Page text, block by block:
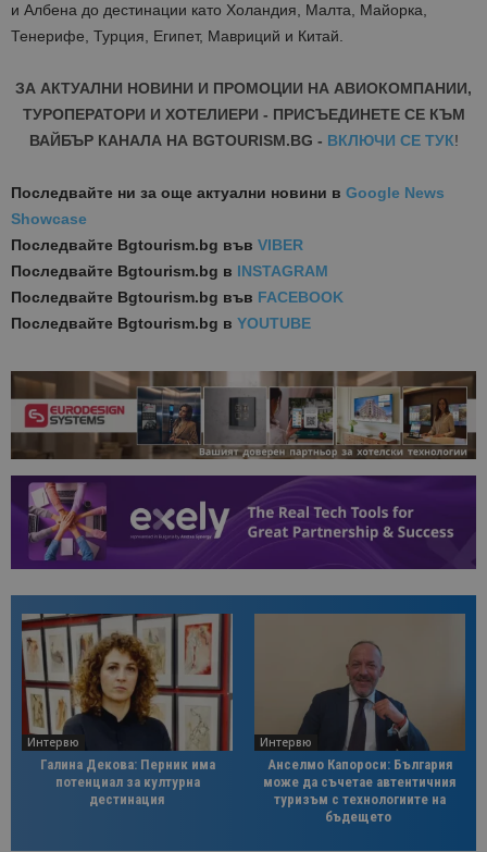
и Албена до дестинации като Холандия, Малта, Майорка,
Тенерифе, Турция, Египет, Мавриций и Китай.
ЗА АКТУАЛНИ НОВИНИ И ПРОМОЦИИ НА АВИОКОМПАНИИ,
ТУРОПЕРАТОРИ И ХОТЕЛИЕРИ - ПРИСЪЕДИНЕТЕ СЕ КЪМ
ВАЙБЪР КАНАЛА НА BGTOURISM.BG - ВКЛЮЧИ СЕ ТУК!
Последвайте ни за още актуални новини в Google News
Showcase
Последвайте Bgtourism.bg във VIBER
Последвайте Bgtourism.bg в INSTAGRAM
Последвайте Bgtourism.bg във FACEBOOK
Последвайте Bgtourism.bg в YOUTUBE
Интервю
Галина Декова: Перник има
потенциал за културна
дестинация
Интервю
Анселмо Капороси: България
може да съчетае автентичния
туризъм с технологиите на
бъдещето